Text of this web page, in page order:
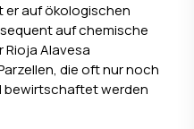
er auf ökologischen
auf chemische
Rioja Alavesa
die oft nur noch
bewirtschaftet werden